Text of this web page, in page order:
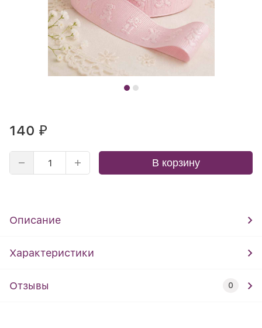
140 ₽
В корзину
Описание
Характеристики
Отзывы 0